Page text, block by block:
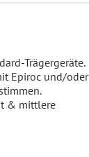
Trägergeräte.
Epiroc und/oder
& mittlere